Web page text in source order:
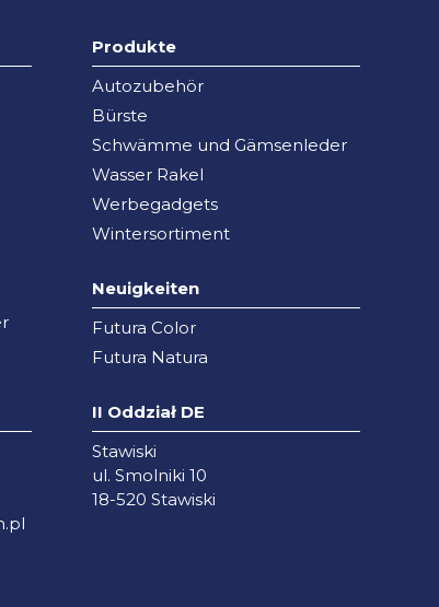
Produkte
Autozubehör
Bürste
Schwämme und Gämsenleder
Wasser Rakel
Werbegadgets
Wintersortiment
Neuigkeiten
Futura Color
Futura Natura
II Oddział DE
Stawiski
ul. Smolniki 10
18-520 Stawiski